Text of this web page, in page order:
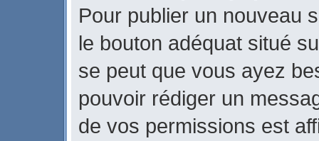
Pour publier un nouveau
le bouton adéquat situé
se peut que vous ayez
pouvoir rédiger un
de vos permissions est